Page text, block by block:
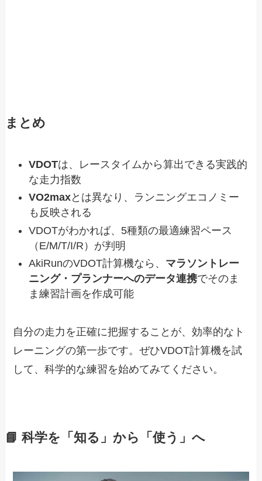
まとめ
VDOTは、レースタイムから算出できる実践的
な走力指数
VO2maxとは異なり、ランニングエコノミー
も反映される
VDOTがわかれば、5種類の最適練習ペース
（E/M/T/I/R）が判明
AkiRunのVDOT計算機なら、 マラソントレー
ニング・プランナーへのデータ連携でそのま
ま練習計画を作成可能
自分の走力を正確に把握することが、効率的なト
レーニングの第一歩です。ぜひVDOT計算機を試
して、科学的な練習を始めてみてください。
📘 科学を「知る」から「使う」へ